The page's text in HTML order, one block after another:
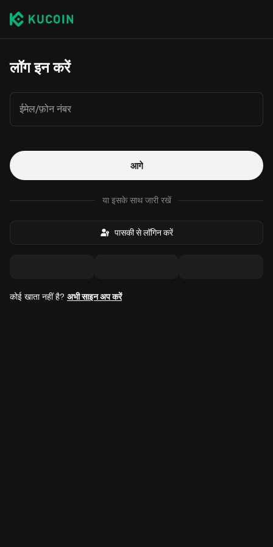
लॉग इन करें
ईमेल/फ़ोन नंबर
आगे
या इसके साथ जारी रखें
पासकी से लॉगिन करें
कोई खाता नहीं है? अभी साइन अप करें